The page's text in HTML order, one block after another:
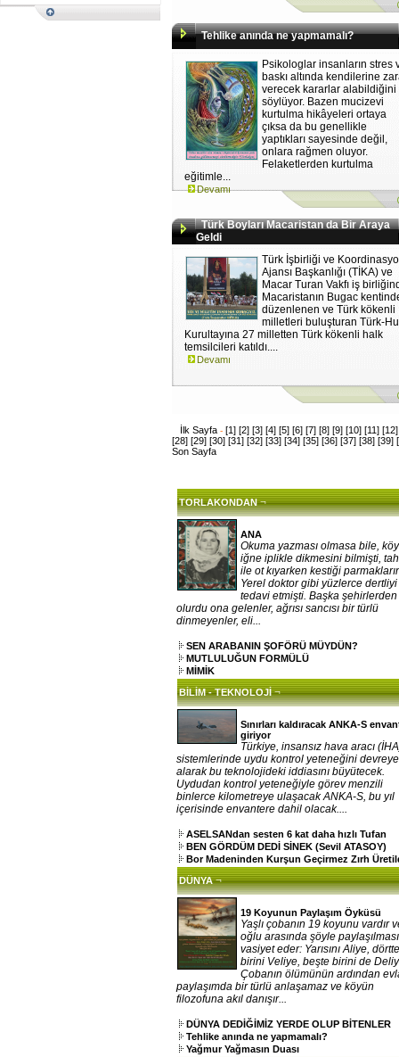
Tehlike anında ne yapmamalı?
Psikologlar insanların stres
baskı altında kendilerine
verecek kararlar alabildiğini
söylüyor. Bazen mucizevi
kurtulma hikâyeleri ortaya
çıksa da bu genellikle
yaptıkları sayesinde değil,
onlara rağmen oluyor.
Felaketlerden kurtulma
eğitimle...
Devamı
Türk Boyları Macaristan da Bir Araya
Geldi
Türk İşbirliği ve
Ajansı Başkanlığı (TİKA) ve
Macar Turan Vakfı iş
Macaristanın Bugac
düzenlenen ve Türk kökenli
milletleri buluşturan Türk-
Kurultayına 27 milletten Türk kökenli halk
temsilcileri katıldı....
Devamı
İlk Sayfa - [1] [2] [3] [4] [5] [6] [7] [8] [9] [10] [11] [12]
[28] [29] [30] [31] [32] [33] [34] [35] [36] [37] [38] [39]
Son Sayfa
TORLAKONDAN ¬
ANA
Okuma yazması olmasa bile,
iğne iplikle dikmesini bilmişti,
ile ot kıyarken kestiği
Yerel doktor gibi yüzlerce
tedavi etmişti. Başka
olurdu ona gelenler, ağrısı sancısı bir türlü
dinmeyenler, eli...
SEN ARABANIN ŞOFÖRÜ MÜYDÜN?
MUTLULUĞUN FORMÜLÜ
MİMİK
BİLİM - TEKNOLOJİ ¬
Sınırları kaldıracak ANKA-S
giriyor
Türkiye, insansız hava aracı
sistemlerinde uydu kontrol yeteneğini devreye
alarak bu teknolojideki iddiasını büyütecek.
Uydudan kontrol yeteneğiyle görev menzili
binlerce kilometreye ulaşacak ANKA-S, bu yıl
içerisinde envantere dahil olacak....
ASELSANdan sesten 6 kat daha hızlı Tufan
BEN GÖRDÜM DEDİ SİNEK (Sevil ATASOY)
Bor Madeninden Kurşun Geçirmez Zırh
DÜNYA ¬
19 Koyunun Paylaşım Öyküsü
Yaşlı çobanın 19 koyunu vardır
oğlu arasında şöyle
vasiyet eder: Yarısını Aliye,
birini Veliye, beşte birini de
Çobanın ölümünün ardından
paylaşımda bir türlü anlaşamaz ve köyün
filozofuna akıl danışır...
DÜNYA DEDİĞİMİZ YERDE OLUP BİTENLER
Tehlike anında ne yapmamalı?
Yağmur Yağmasın Duası